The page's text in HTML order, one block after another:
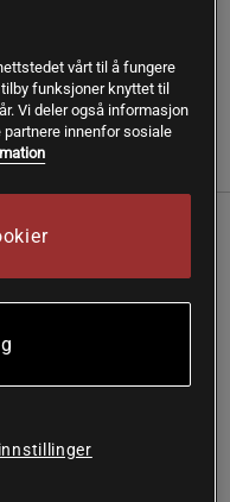
ulike behov med
til å feste på
separat!
tilskuddene dine!
Med Revive
fortæres. Revive
vårt til å fungere
funksjoner knyttet til
Vi deler også informasjon
partnere innenfor sosiale